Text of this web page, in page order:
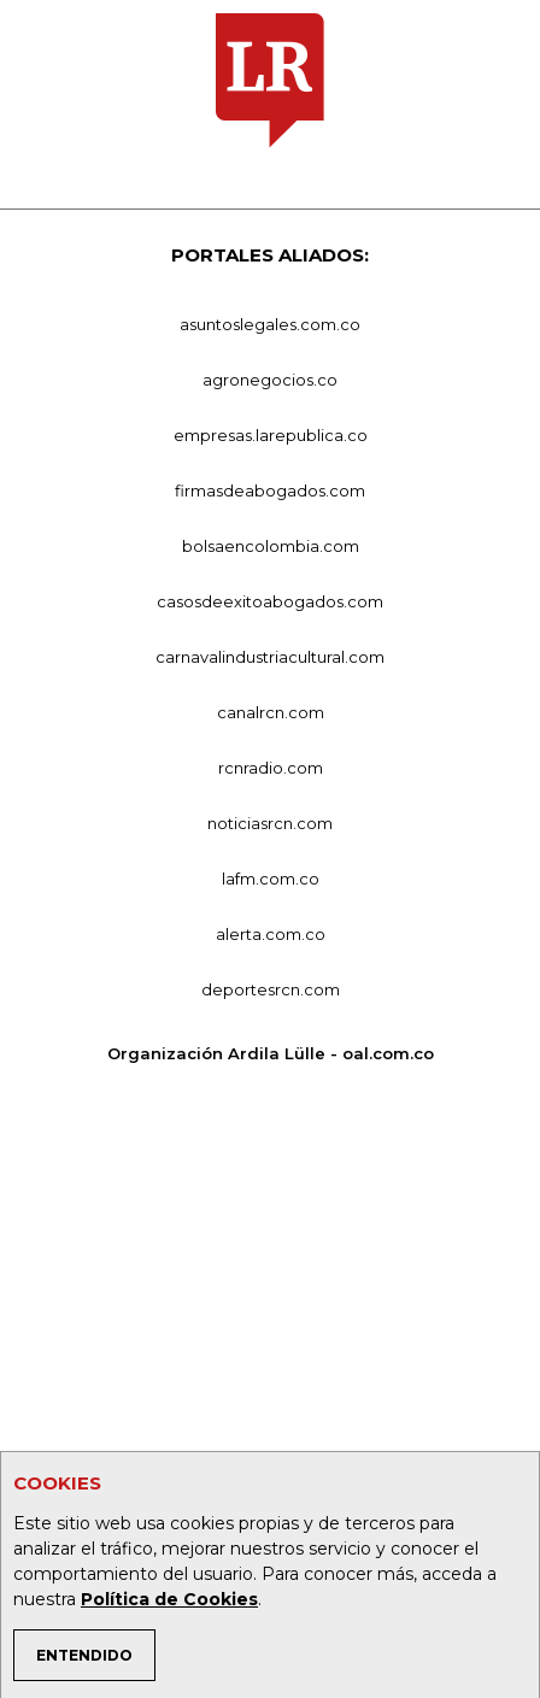
COOKIES
Este sitio web usa cookies propias y de terceros para
analizar el tráfico, mejorar nuestros servicio y conocer el
comportamiento del usuario. Para conocer más, acceda a
nuestra Política de Cookies.
ENTENDIDO
TEMAS DE INTERÉS
PORTALES ALIADOS:
asuntoslegales.com.co
agronegocios.co
empresas.larepublica.co
firmasdeabogados.com
bolsaencolombia.com
casosdeexitoabogados.com
carnavalindustriacultural.com
canalrcn.com
rcnradio.com
noticiasrcn.com
lafm.com.co
alerta.com.co
deportesrcn.com
Organización Ardila Lülle - oal.com.co